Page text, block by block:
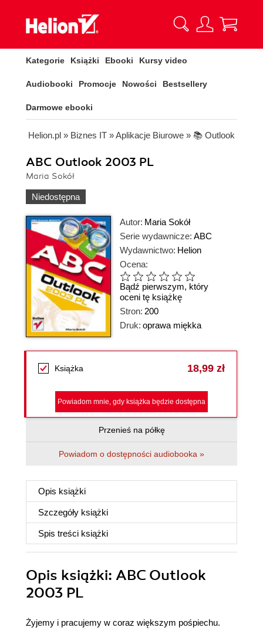
Kategorie Książki Ebooki Kursy video
Audiobooki Promocje Nowości Bestsellery
Darmowe ebooki
Helion.pl » Biznes IT »Aplikacje Biurowe » 📚 Outlook
ABC Outlook 2003 PL
Maria Sokół
Niedostępna
Autor: Maria Sokół
Serie wydawnicze: ABC
Wydawnictwo: Helion
Ocena:
Bądź pierwszym, który
oceni tę książkę
Stron: 200
Druk: oprawa miękka
Książka 18,99 zł
Powiadom mnie, gdy książka będzie dostępna
Przenieś na półkę
Powiadom o dostępności audiobooka »
Opis książki
Szczegóły książki
Spis treści książki
Opis książki: ABC Outlook
2003 PL
Żyjemy i pracujemy w coraz większym pośpiechu.